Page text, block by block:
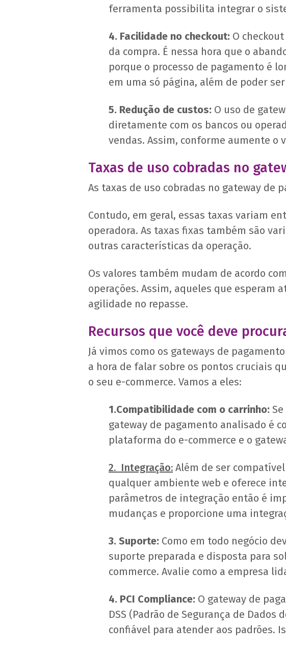
ferramenta possibilita integrar o
4. Facilidade no checkout: O
da compra. É nessa hora que o
porque o processo de pagamento é
em uma só página, além de poder
5. Redução de custos: O uso de
diretamente com os bancos ou
vendas. Assim, conforme aumente o
Taxas de uso cobradas no
As taxas de uso cobradas no gateway de
Contudo, em geral, essas taxas variam
operadora. As taxas fixas também são
outras características da operação.
Os valores também mudam de acordo
operações. Assim, aqueles que esperam
agilidade no repasse.
Recursos que você deve
Já vimos como os gateways de
a hora de falar sobre os pontos cruciais
o seu e-commerce. Vamos a eles:
1.Compatibilidade com o carrinho:
gateway de pagamento analisado é
plataforma do e-commerce e o
2. Integração: Além de ser
qualquer ambiente web e oferece
parâmetros de integração então é
mudanças e proporcione uma
3. Suporte: Como em todo negócio
suporte preparada e disposta para
commerce. Avalie como a empresa
4. PCI Compliance: O gateway de
DSS (Padrão de Segurança de
confiável para atender aos padrões.